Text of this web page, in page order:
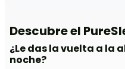
Descubre el
¿Le das la vuelta a la
noche?